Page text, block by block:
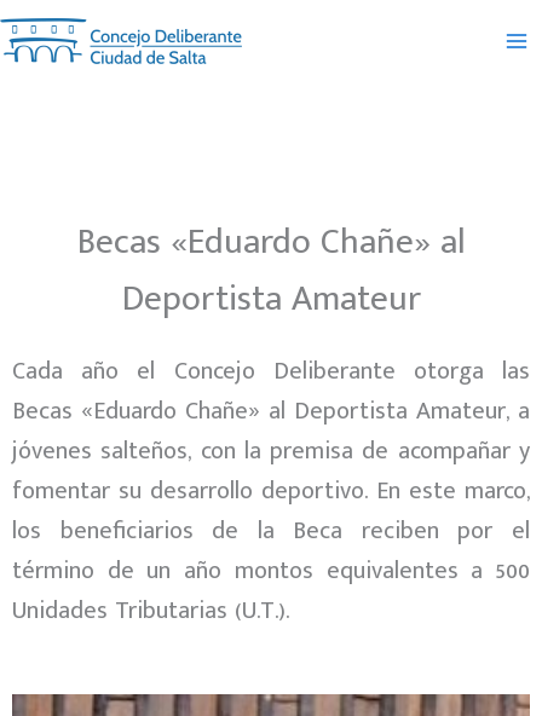
Ir
al
contenido
Becas «Eduardo Chañe» al
Deportista Amateur
Cada año el Concejo Deliberante otorga las
Becas «Eduardo Chañe» al Deportista Amateur, a
jóvenes salteños, con la premisa de acompañar y
fomentar su desarrollo deportivo. En este marco,
los beneficiarios de la Beca reciben por el
término de un año montos equivalentes a 500
Unidades Tributarias (U.T.).